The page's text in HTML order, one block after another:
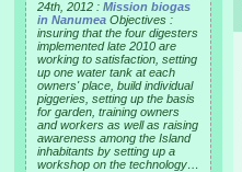
24th, 2012 : Mission biogas
in Nanumea Objectives :
insuring that the four digesters
implemented late 2010 are
working to satisfaction, setting
up one water tank at each
owners' place, build individual
piggeries, setting up the basis
for garden, training owners
and workers as well as raising
awareness among the Island
inhabitants by setting up a
workshop on the technology…